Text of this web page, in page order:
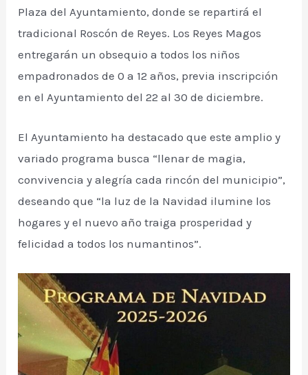
Plaza del Ayuntamiento, donde se repartirá el
tradicional Roscón de Reyes. Los Reyes Magos
entregarán un obsequio a todos los niños
empadronados de 0 a 12 años, previa inscripción
en el Ayuntamiento del 22 al 30 de diciembre.
El Ayuntamiento ha destacado que este amplio y
variado programa busca “llenar de magia,
convivencia y alegría cada rincón del municipio”,
deseando que “la luz de la Navidad ilumine los
hogares y el nuevo año traiga prosperidad y
felicidad a todos los numantinos”.